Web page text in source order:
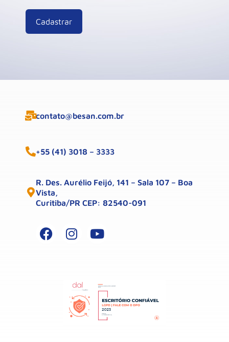
contato@besan.com.br
+55 (41) 3018 – 3333
R. Des. Aurélio Feijó, 141 – Sala 107 – Boa
Vista,
Curitiba/PR CEP: 82540-091